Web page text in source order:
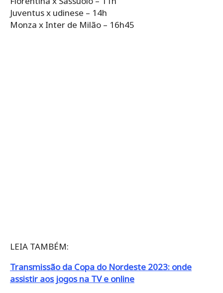
Juventus x udinese – 14h
Monza x Inter de Milão – 16h45
LEIA TAMBÉM:
Transmissão da Copa do Nordeste 2023: onde
assistir aos jogos na TV e online